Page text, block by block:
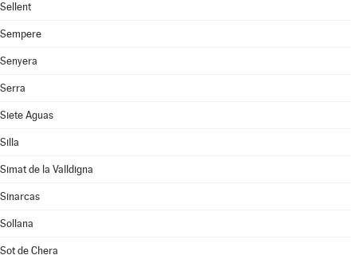
Sellent
Sempere
Senyera
Serra
Siete Aguas
Silla
Simat de la Valldigna
Sinarcas
Sollana
Sot de Chera